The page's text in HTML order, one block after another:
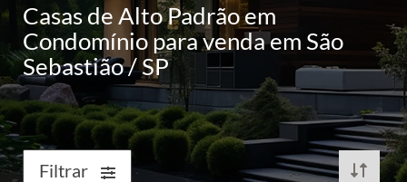
Casas de Alto Padrão em
Condomínio para venda em São
Sebastião / SP
Filtrar